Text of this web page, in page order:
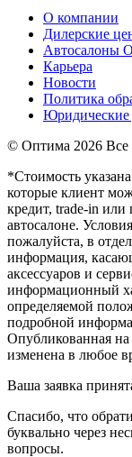
О компании
Дилерские
Автосалоны
Карьера
Новости
Политика
Юридические
© Оптима 2026
*Стоимость
которые клиент
кредит, trade-in или
автосалоне.
пожалуйста, в
информация,
аксессуаров и
информационный
определяемой
подробной
Опубликованная
изменена в любое
Ваша заявка
Спасибо, что
буквально через
вопросы.